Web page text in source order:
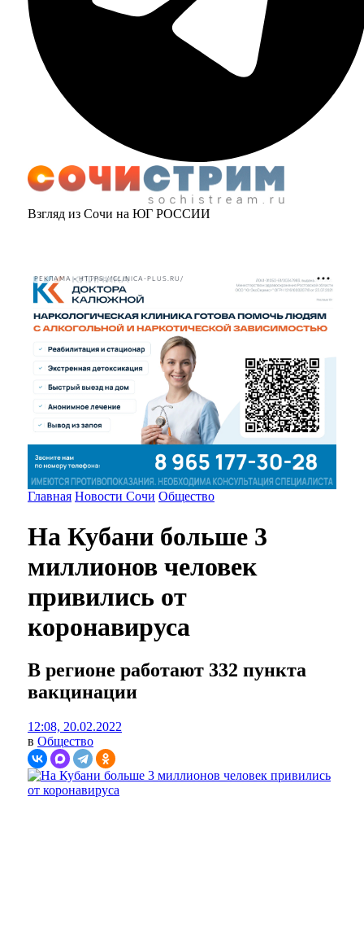
Взгляд из Сочи на ЮГ РОССИИ
РЕКЛАМА • HTTPS://CLINICA-PLUS.RU/
Главная Новости Сочи Общество
На Кубани больше 3
миллионов человек
привились от
коронавируса
В регионе работают 332 пункта
вакцинации
12:08, 20.02.2022
в Общество